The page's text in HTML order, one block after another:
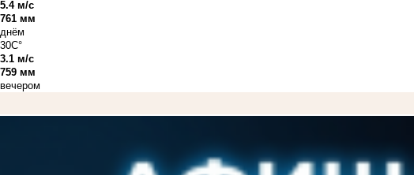
5.4 м/с
761 мм
днём
30C°
3.1 м/с
759 мм
вечером